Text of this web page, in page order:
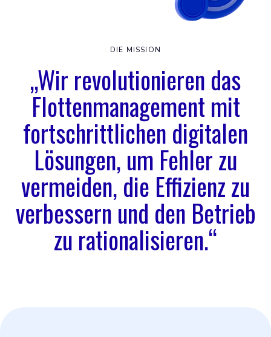
DIE MISSION
„Wir revolutionieren das
Flottenmanagement mit
fortschrittlichen digitalen
Lösungen, um Fehler zu
vermeiden, die Effizienz zu
verbessern und den Betrieb
zu rationalisieren.“